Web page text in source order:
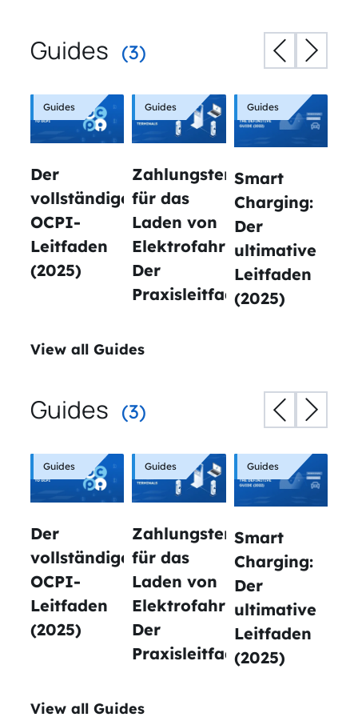
Guides (3)
Guides
Der
vollständige
OCPI-
Leitfaden
(2025)
Guides
Zahlungsterminals
für das
Laden von
Elektrofahrzeugen:
Der
Praxisleitfaden
Guides
Smart
Charging:
Der
ultimative
Leitfaden
(2025)
View all Guides
Guides (3)
Guides
Der
vollständige
OCPI-
Leitfaden
(2025)
Guides
Zahlungsterminals
für das
Laden von
Elektrofahrzeugen:
Der
Praxisleitfaden
Guides
Smart
Charging:
Der
ultimative
Leitfaden
(2025)
View all Guides